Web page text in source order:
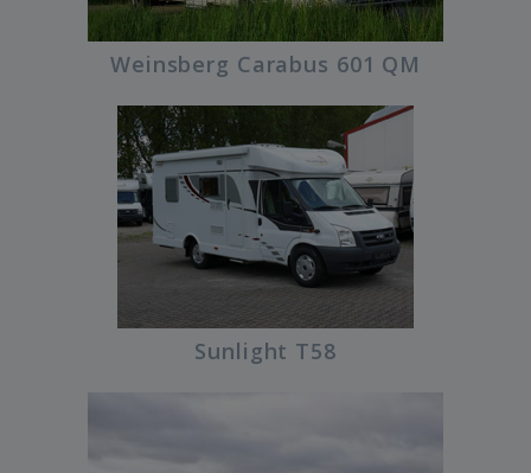
Weinsberg Carabus 601 QM
Sunlight T58